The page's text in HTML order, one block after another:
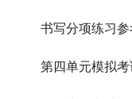
书写分项练习
第四单元模拟